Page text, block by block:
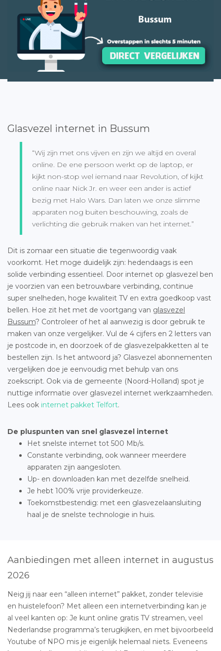
Glasvezel internet in Bussum
“Wij zijn met ons vijven en zijn we altijd en overal
online. De ene persoon werkt op de laptop, er
kijkt non-stop wel iemand naar Revolution, of kijkt
online naar Nick Jr. en weer een ander is actief
bezig met Halo Wars. Dan laten we onze slimme
apparaten nog buiten beschouwing, zoals de
verlichting die gebruik maken van het internet.”
Dit is zomaar een situatie die tegenwoordig vaak
voorkomt. Het moge duidelijk zijn: hedendaags is een
solide verbinding essentieel. Door internet op glasvezel ben
je voorzien van een betrouwbare verbinding, continue
super snelheden, hoge kwaliteit TV en extra goedkoop vast
bellen. Hoe zit het met de voortgang van glasvezel
Bussum? Controleer of het al aanwezig is door gebruik te
maken van onze vergelijker. Vul de 4 cijfers en 2 letters van
je postcode in, en doorzoek of de glasvezelpakketten al te
bestellen zijn. Is het antwoord ja? Glasvezel abonnementen
vergelijken doe je eenvoudig met behulp van ons
zoekscript. Ook via de gemeente (Noord-Holland) spot je
nuttige informatie over glasvezel internet werkzaamheden.
Lees ook internet pakket Telfort.
De pluspunten van snel glasvezel internet
Het snelste internet tot 500 Mb/s.
Constante verbinding, ook wanneer meerdere
apparaten zijn aangesloten.
Up- en downloaden kan met dezelfde snelheid.
Je hebt 100% vrije providerkeuze.
Toekomstbestendig: met een glasvezelaansluiting
haal je de snelste technologie in huis.
Aanbiedingen met alleen internet in augustus
2026
Neig jij naar een “alleen internet” pakket, zonder televisie
en huistelefoon? Met alleen een internetverbinding kan je
al veel kanten op: Je kunt online gratis TV streamen, veel
Nederlandse programma’s terugkijken, en met bijvoorbeeld
Youtube of NPO mis je eigenlijk helemaal niets. Eveneens